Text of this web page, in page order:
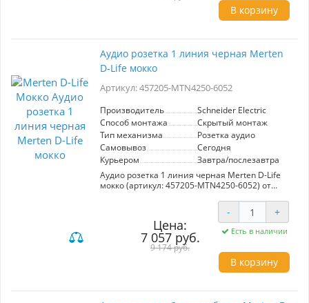
стандартные шахты и предназначена для
передачи звукового сигнала с минимальными
с другими изделиями серии D-Life делают ее
идеальным выбором для тех, кто ценит
качество и удобство. Установите аудио розетку
Merten D-Life и наслаждайтесь
помещении.
В корзину
Аудио розетка 1 линия черная Merten
D-Life мокко
Артикул: 457205-MTN4250-6052
Производитель
Schneider Electric
Способ монтажа
Скрытый монтаж
Тип механизма
Розетка аудио
Самовывоз
Сегодня
Курьером
Завтра/послезавтра
Аудио розетка 1 линия черная Merten D-Life
мокко (артикул: 457205-MTN4250-6052) от
тех, кто ценит высокое качество звука и
стильный дизайн. Эта розетка предназначена
для подключения аудиоустройств и
обеспечивает надежный и качественный звук.
Выполненная в элегантном цвете мокко, она
отлично впишется в любой интерьер,
добавляя нотку современности и
является его высокая прочность и
долговечность, что гарантирует долгосрочную
Цена:
7 057 руб.
9 174 руб.
- +
Есть в наличии
В корзину